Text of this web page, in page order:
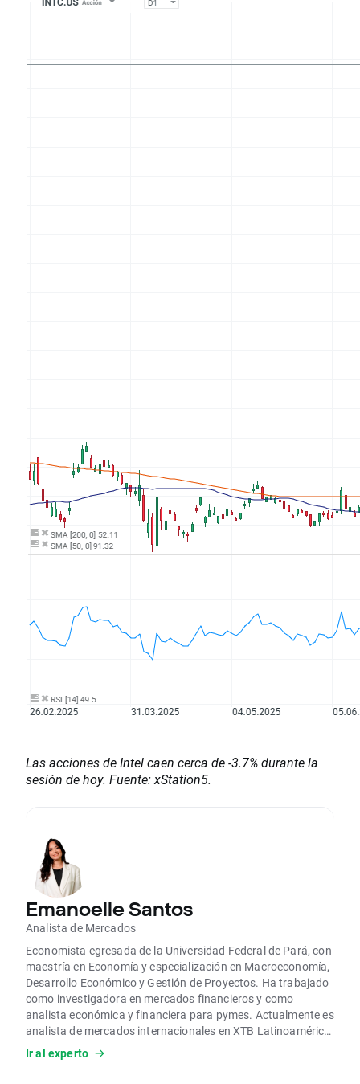
Las acciones de Intel caen cerca de -3.7% durante la
sesión de hoy. Fuente: xStation5.
Emanoelle Santos
Analista de Mercados
Economista egresada de la Universidad Federal de Pará, con
maestría en Economía y especialización en Macroeconomía,
Desarrollo Económico y Gestión de Proyectos. Ha trabajado
como investigadora en mercados financieros y como
analista económica y financiera para pymes. Actualmente es
analista de mercados internacionales en XTB Latinoamérica,
donde realiza análisis técnicos y fundamentales de los
principales activos financieros.
Ir al experto